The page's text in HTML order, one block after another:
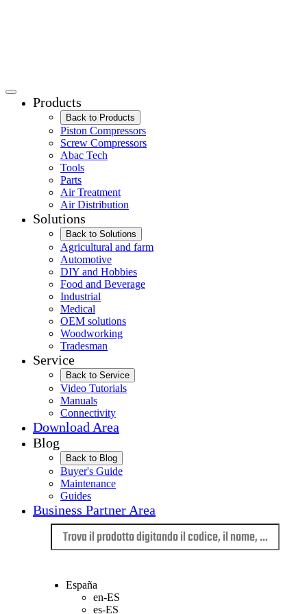
Products
Back to Products
Piston Compressors
Screw Compressors
Abac Tech
Tools
Parts
Air Treatment
Air Distribution
Solutions
Back to Solutions
Agricultural and farm
Automotive
DIY and Hobbies
Food and Beverage
Industrial
Medical
OEM solutions
Woodworking
Tradesman
Service
Back to Service
Video Tutorials
Manuals
Connectivity
Download Area
Blog
Back to Blog
Buyer's Guide
Maintenance
Guides
Business Partner Area
España
en-ES
es-ES